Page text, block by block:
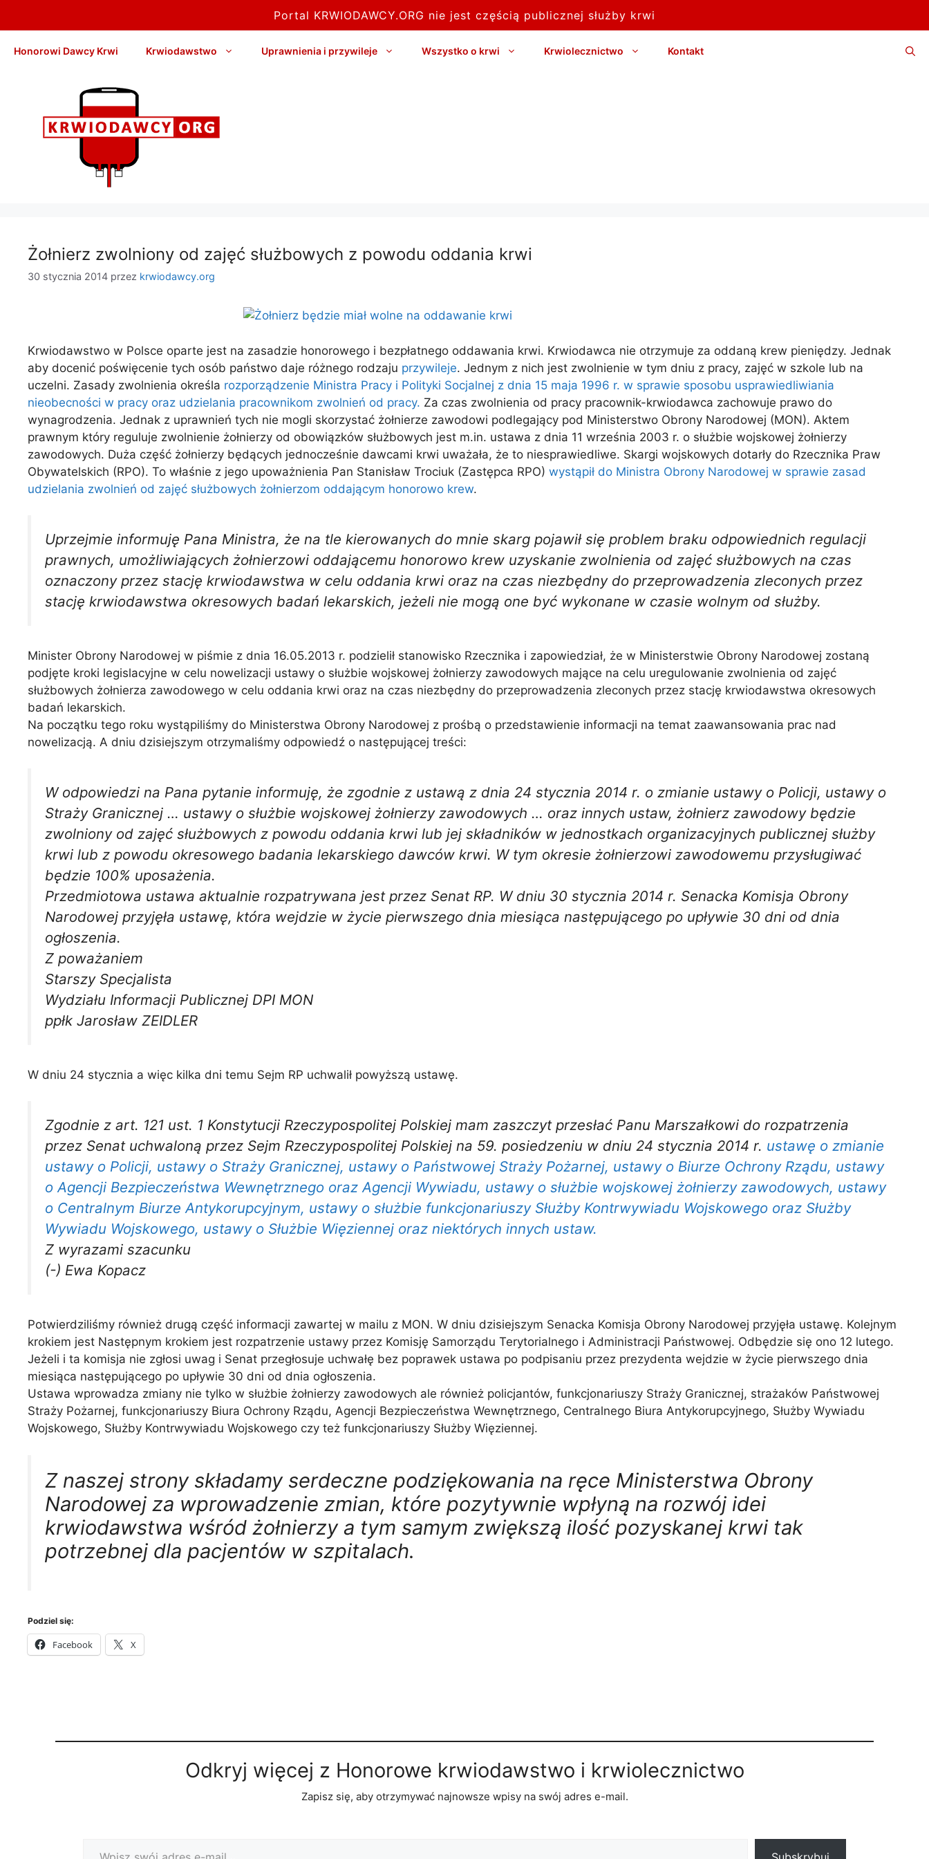
Portal KRWIODAWCY.ORG nie jest częścią publicznej służby krwi
Honorowi Dawcy Krwi Krwiodawstwo Uprawnienia i przywileje Wszystko o krwi Krwiolecznictwo Kontakt
Żołnierz zwolniony od zajęć służbowych z powodu oddania krwi
30 stycznia 2014 przez krwiodawcy.org
Krwiodawstwo w Polsce oparte jest na zasadzie honorowego i bezpłatnego oddawania krwi. Krwiodawca nie otrzymuje za oddaną krew pieniędzy. Jednak
aby docenić poświęcenie tych osób państwo daje różnego rodzaju przywileje. Jednym z nich jest zwolnienie w tym dniu z pracy, zajęć w szkole lub na
uczelni. Zasady zwolnienia określa rozporządzenie Ministra Pracy i Polityki Socjalnej z dnia 15 maja 1996 r. w sprawie sposobu usprawiedliwiania
nieobecności w pracy oraz udzielania pracownikom zwolnień od pracy. Za czas zwolnienia od pracy pracownik-krwiodawca zachowuje prawo do
wynagrodzenia. Jednak z uprawnień tych nie mogli skorzystać żołnierze zawodowi podlegający pod Ministerstwo Obrony Narodowej (MON). Aktem
prawnym który reguluje zwolnienie żołnierzy od obowiązków służbowych jest m.in. ustawa z dnia 11 września 2003 r. o służbie wojskowej żołnierzy
zawodowych. Duża część żołnierzy będących jednocześnie dawcami krwi uważała, że to niesprawiedliwe. Skargi wojskowych dotarły do Rzecznika Praw
Obywatelskich (RPO). To właśnie z jego upoważnienia Pan Stanisław Trociuk (Zastępca RPO) wystąpił do Ministra Obrony Narodowej w sprawie zasad
udzielania zwolnień od zajęć służbowych żołnierzom oddającym honorowo krew.
Uprzejmie informuję Pana Ministra, że na tle kierowanych do mnie skarg pojawił się problem braku odpowiednich regulacji
prawnych, umożliwiających żołnierzowi oddającemu honorowo krew uzyskanie zwolnienia od zajęć służbowych na czas
oznaczony przez stację krwiodawstwa w celu oddania krwi oraz na czas niezbędny do przeprowadzenia zleconych przez
stację krwiodawstwa okresowych badań lekarskich, jeżeli nie mogą one być wykonane w czasie wolnym od służby.
Minister Obrony Narodowej w piśmie z dnia 16.05.2013 r. podzielił stanowisko Rzecznika i zapowiedział, że w Ministerstwie Obrony Narodowej zostaną
podjęte kroki legislacyjne w celu nowelizacji ustawy o służbie wojskowej żołnierzy zawodowych mające na celu uregulowanie zwolnienia od zajęć
służbowych żołnierza zawodowego w celu oddania krwi oraz na czas niezbędny do przeprowadzenia zleconych przez stację krwiodawstwa okresowych
badań lekarskich.
Na początku tego roku wystąpiliśmy do Ministerstwa Obrony Narodowej z prośbą o przedstawienie informacji na temat zaawansowania prac nad
nowelizacją. A dniu dzisiejszym otrzymaliśmy odpowiedź o następującej treści:
W odpowiedzi na Pana pytanie informuję, że zgodnie z ustawą z dnia 24 stycznia 2014 r. o zmianie ustawy o Policji, ustawy o
Straży Granicznej … ustawy o służbie wojskowej żołnierzy zawodowych … oraz innych ustaw, żołnierz zawodowy będzie
zwolniony od zajęć służbowych z powodu oddania krwi lub jej składników w jednostkach organizacyjnych publicznej służby
krwi lub z powodu okresowego badania lekarskiego dawców krwi. W tym okresie żołnierzowi zawodowemu przysługiwać
będzie 100% uposażenia.
Przedmiotowa ustawa aktualnie rozpatrywana jest przez Senat RP. W dniu 30 stycznia 2014 r. Senacka Komisja Obrony
Narodowej przyjęła ustawę, która wejdzie w życie pierwszego dnia miesiąca następującego po upływie 30 dni od dnia
ogłoszenia.
Z poważaniem
Starszy Specjalista
Wydziału Informacji Publicznej DPI MON
ppłk Jarosław ZEIDLER
W dniu 24 stycznia a więc kilka dni temu Sejm RP uchwalił powyższą ustawę.
Zgodnie z art. 121 ust. 1 Konstytucji Rzeczypospolitej Polskiej mam zaszczyt przesłać Panu Marszałkowi do rozpatrzenia
przez Senat uchwaloną przez Sejm Rzeczypospolitej Polskiej na 59. posiedzeniu w dniu 24 stycznia 2014 r. ustawę o zmianie
ustawy o Policji, ustawy o Straży Granicznej, ustawy o Państwowej Straży Pożarnej, ustawy o Biurze Ochrony Rządu, ustawy
o Agencji Bezpieczeństwa Wewnętrznego oraz Agencji Wywiadu, ustawy o służbie wojskowej żołnierzy zawodowych, ustawy
o Centralnym Biurze Antykorupcyjnym, ustawy o służbie funkcjonariuszy Służby Kontrwywiadu Wojskowego oraz Służby
Wywiadu Wojskowego, ustawy o Służbie Więziennej oraz niektórych innych ustaw.
Z wyrazami szacunku
(-) Ewa Kopacz
Potwierdziliśmy również drugą część informacji zawartej w mailu z MON. W dniu dzisiejszym Senacka Komisja Obrony Narodowej przyjęła ustawę. Kolejnym
krokiem jest Następnym krokiem jest rozpatrzenie ustawy przez Komisję Samorządu Terytorialnego i Administracji Państwowej. Odbędzie się ono 12 lutego.
Jeżeli i ta komisja nie zgłosi uwag i Senat przegłosuje uchwałę bez poprawek ustawa po podpisaniu przez prezydenta wejdzie w życie pierwszego dnia
miesiąca następującego po upływie 30 dni od dnia ogłoszenia.
Ustawa wprowadza zmiany nie tylko w służbie żołnierzy zawodowych ale również policjantów, funkcjonariuszy Straży Granicznej, strażaków Państwowej
Straży Pożarnej, funkcjonariuszy Biura Ochrony Rządu, Agencji Bezpieczeństwa Wewnętrznego, Centralnego Biura Antykorupcyjnego, Służby Wywiadu
Wojskowego, Służby Kontrwywiadu Wojskowego czy też funkcjonariuszy Służby Więziennej.
Z naszej strony składamy serdeczne podziękowania na ręce Ministerstwa Obrony
Narodowej za wprowadzenie zmian, które pozytywnie wpłyną na rozwój idei
krwiodawstwa wśród żołnierzy a tym samym zwiększą ilość pozyskanej krwi tak
potrzebnej dla pacjentów w szpitalach.
Podziel się:
Facebook X
Odkryj więcej z Honorowe krwiodawstwo i krwiolecznictwo
Zapisz się, aby otrzymywać najnowsze wpisy na swój adres e-mail.